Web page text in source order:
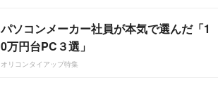
パソコンメーカー社員が本気で選んだ「1
0万円台PC３選」
オリコンタイアップ特集